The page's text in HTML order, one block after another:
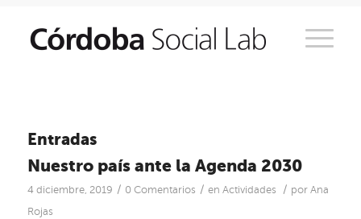
Entradas
Nuestro país ante la Agenda 2030
4 diciembre, 2019 / 0 Comentarios / en Actividades / por Ana
Rojas